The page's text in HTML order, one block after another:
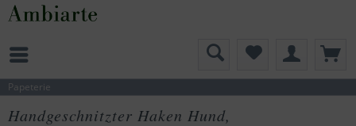
Papeterie
Handgeschnitzter Haken Hund,